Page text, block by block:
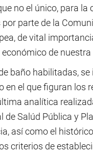
no el único, para la
parte de la
de vital
de nuestra
baño habilitadas,
en el que figuran los
analítica
de Salúd Pública y
así como el
criterios de